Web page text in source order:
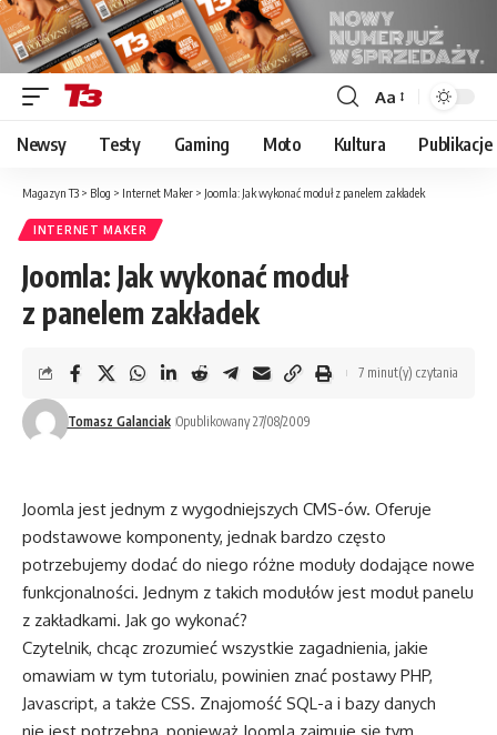
Font
Resizer
Aa
Newsy Testy Gaming Moto Kultura Publikacje
Magazyn T3 > Blog > Internet Maker > Joomla: Jak wykonać moduł z panelem zakładek
INTERNET MAKER
Joomla: Jak wykonać moduł
z panelem zakładek
Tomasz Galanciak Opublikowany 27/08/2009
7 minut(y) czytania
Joomla jest jednym z wygodniejszych CMS-ów. Oferuje
podstawowe komponenty, jednak bardzo często
potrzebujemy dodać do niego różne moduły dodające nowe
funkcjonalności. Jednym z takich modułów jest moduł panelu
z zakładkami. Jak go wykonać?
Czytelnik, chcąc zrozumieć wszystkie zagadnienia, jakie
omawiam w tym tutorialu, powinien znać postawy PHP,
Javascript, a także CSS. Znajomość SQL-a i bazy danych